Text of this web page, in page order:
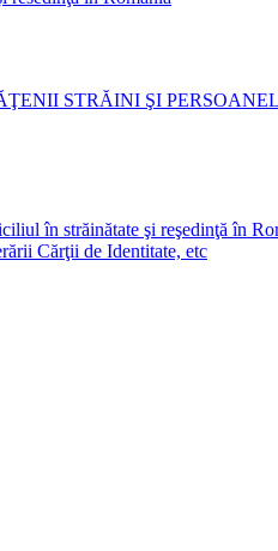
STRĂINI ŞI
în străinătate şi reşedinţă în
Cărţii de Identitate, etc